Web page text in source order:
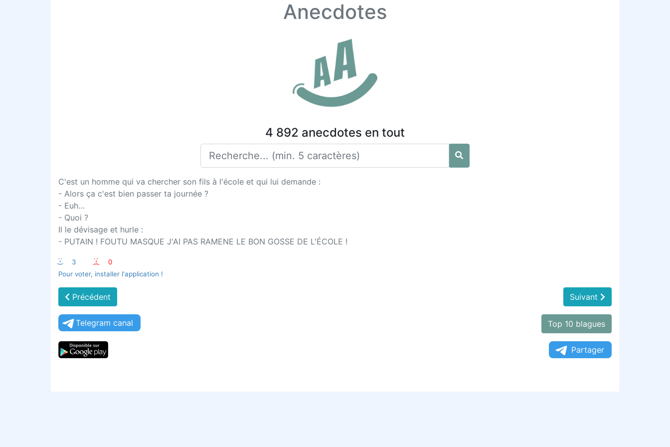
Anecdotes
4 892 anecdotes en tout
C'est un homme qui va chercher son fils à l'école et qui lui demande :
- Alors ça c'est bien passer ta journée ?
- Euh…
- Quoi ?
Il le dévisage et hurle :
- PUTAIN ! FOUTU MASQUE J'AI PAS RAMENE LE BON GOSSE DE L'ÉCOLE !
:-) 3 :-(
0
Pour voter, installer l'application !
Précédent Suivant
Telegram canal Top 10 blagues
Partager